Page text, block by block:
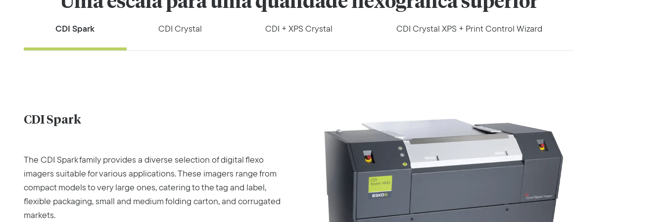
CDI Spark CDI Crystal CDI + XPS Crystal CDI Crystal XPS + Print Control Wizard
CDI Spark
The CDI Spark family provides a diverse selection of digital flexo
imagers suitable for various applications. These imagers range from
compact models to very large ones, catering to the tag and label,
flexible packaging, small and medium folding carton, and corrugated
markets.